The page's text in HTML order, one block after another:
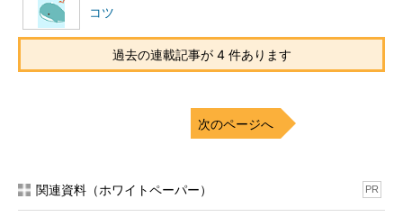
コツ
過去の連載記事が 4 件あります
次のページへ
関連資料（ホワイトペーパー） PR